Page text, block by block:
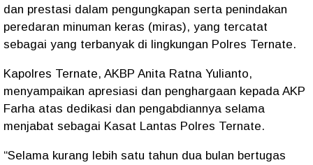
dan prestasi dalam pengungkapan serta penindakan
peredaran minuman keras (miras), yang tercatat
sebagai yang terbanyak di lingkungan Polres Ternate.
Kapolres Ternate, AKBP Anita Ratna Yulianto,
menyampaikan apresiasi dan penghargaan kepada AKP
Farha atas dedikasi dan pengabdiannya selama
menjabat sebagai Kasat Lantas Polres Ternate.
“Selama kurang lebih satu tahun dua bulan bertugas